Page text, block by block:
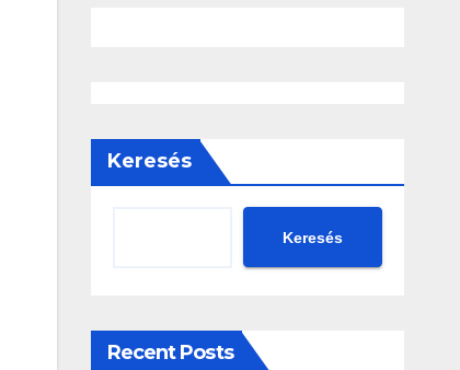
Keresés
Keresés
Recent Posts